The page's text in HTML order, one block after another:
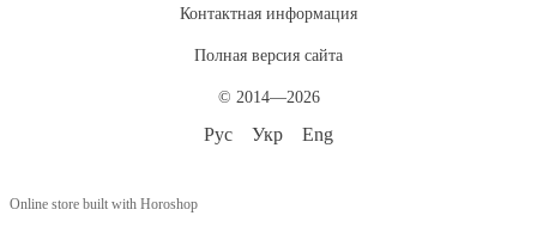
Контактная информация
Полная версия сайта
© 2014—2026
Рус Укр Eng
Online store built with Horoshop